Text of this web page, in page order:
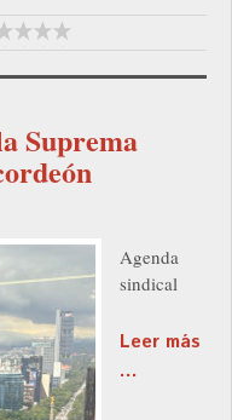
Suprema
Agenda
sindical
Leer más
...